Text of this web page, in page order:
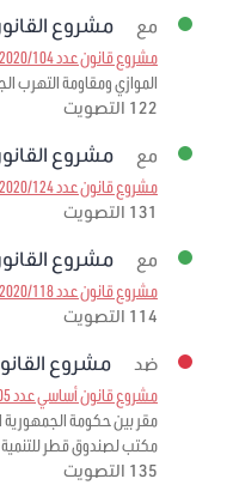
مع مشروع القانون 2020/104
مشروع قانون عدد 2020/104
الموازي ومقاومة التهرب
122 التصويت
مع مشروع القانون 2020/124
مشروع قانون عدد 2020/124
131 التصويت
مع مشروع القانون 2020/118
مشروع قانون عدد 2020/118
114 التصويت
ضد مشروع القانون 2020/005
مشروع قانون أساسي عدد 2020/005
مقر بين حكومة الجمهورية
مكتب لصندوق قطر
135 التصويت